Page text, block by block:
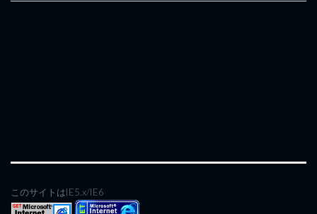
このサイトはIE5.x/IE6